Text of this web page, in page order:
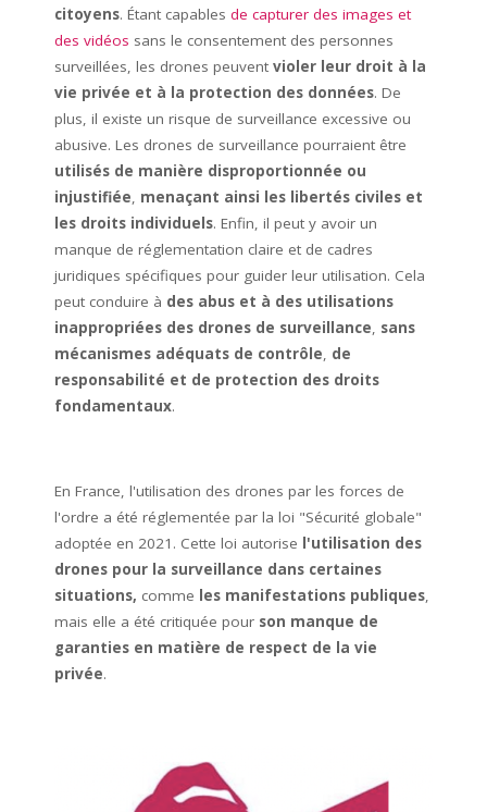
citoyens. Étant capables de capturer des images et
des vidéos sans le consentement des personnes
surveillées, les drones peuvent violer leur droit à la
vie privée et à la protection des données. De
plus, il existe un risque de surveillance excessive ou
abusive. Les drones de surveillance pourraient être
utilisés de manière disproportionnée ou
injustifiée, menaçant ainsi les libertés civiles et
les droits individuels. Enfin, il peut y avoir un
manque de réglementation claire et de cadres
juridiques spécifiques pour guider leur utilisation. Cela
peut conduire à des abus et à des utilisations
inappropriées des drones de surveillance, sans
mécanismes adéquats de contrôle, de
responsabilité et de protection des droits
fondamentaux.
En France, l'utilisation des drones par les forces de
l'ordre a été réglementée par la loi "Sécurité globale"
adoptée en 2021. Cette loi autorise l'utilisation des
drones pour la surveillance dans certaines
situations, comme les manifestations publiques,
mais elle a été critiquée pour son manque de
garanties en matière de respect de la vie
privée.